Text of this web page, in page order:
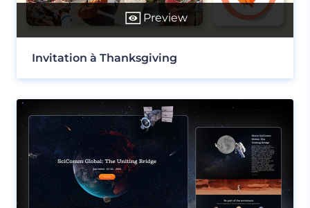
Preview
Invitation à Thanksgiving